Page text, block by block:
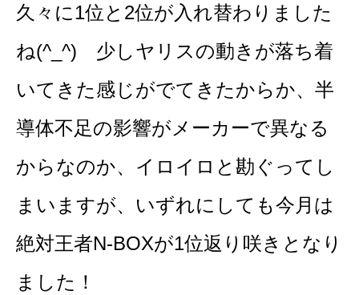
久々に1位と2位が入れ替わりました
ね(^_^) 少しヤリスの動きが落ち着
いてきた感じがでてきたからか、半
導体不足の影響がメーカーで異なる
からなのか、イロイロと勘ぐってし
まいますが、いずれにしても今月は
絶対王者N-BOXが1位返り咲きとなり
ました！